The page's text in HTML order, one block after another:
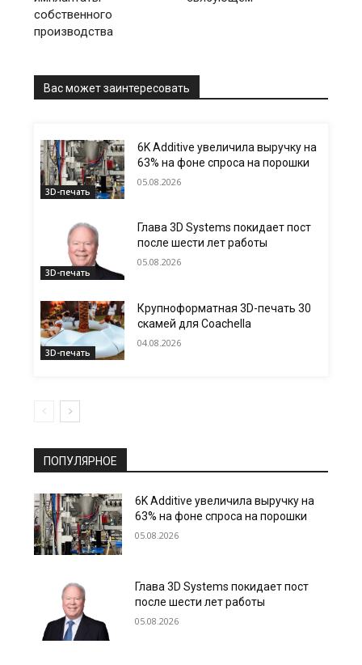
собственного
производства
Вас может заинтересовать
3D-печать
6K Additive увеличила выручку на
63% на фоне спроса на порошки
05.08.2026
3D-печать
Глава 3D Systems покидает пост
после шести лет работы
05.08.2026
3D-печать
Крупноформатная 3D-печать 30
скамей для Coachella
04.08.2026
ПОПУЛЯРНОЕ
6K Additive увеличила выручку на
63% на фоне спроса на порошки
05.08.2026
Глава 3D Systems покидает пост
после шести лет работы
05.08.2026